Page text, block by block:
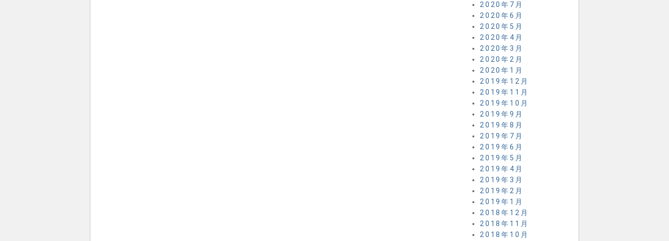
2020年7月
2020年6月
2020年5月
2020年4月
2020年3月
2020年2月
2020年1月
2019年12月
2019年11月
2019年10月
2019年9月
2019年8月
2019年7月
2019年6月
2019年5月
2019年4月
2019年3月
2019年2月
2019年1月
2018年12月
2018年11月
2018年10月